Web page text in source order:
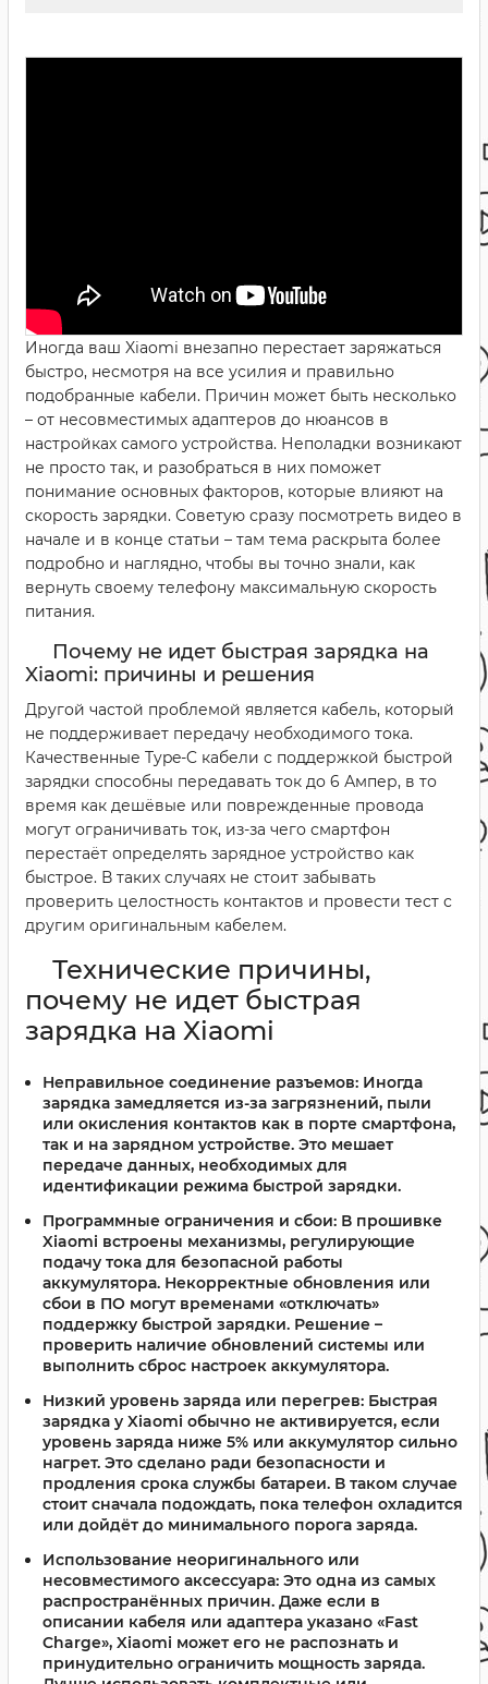
Иногда ваш Xiaomi внезапно перестает заряжаться
быстро, несмотря на все усилия и правильно
подобранные кабели. Причин может быть несколько
– от несовместимых адаптеров до нюансов в
настройках самого устройства. Неполадки возникают
не просто так, и разобраться в них поможет
понимание основных факторов, которые влияют на
скорость зарядки. Советую сразу посмотреть видео в
начале и в конце статьи – там тема раскрыта более
подробно и наглядно, чтобы вы точно знали, как
вернуть своему телефону максимальную скорость
питания.
Почему не идет быстрая зарядка на
Xiaomi: причины и решения
Другой частой проблемой является кабель, который
не поддерживает передачу необходимого тока.
Качественные Type-C кабели с поддержкой быстрой
зарядки способны передавать ток до 6 Ампер, в то
время как дешёвые или поврежденные провода
могут ограничивать ток, из-за чего смартфон
перестаёт определять зарядное устройство как
быстрое. В таких случаях не стоит забывать
проверить целостность контактов и провести тест с
другим оригинальным кабелем.
Технические причины,
почему не идет быстрая
зарядка на Xiaomi
Неправильное соединение разъемов: Иногда
зарядка замедляется из-за загрязнений, пыли
или окисления контактов как в порте смартфона,
так и на зарядном устройстве. Это мешает
передаче данных, необходимых для
идентификации режима быстрой зарядки.
Программные ограничения и сбои: В прошивке
Xiaomi встроены механизмы, регулирующие
подачу тока для безопасной работы
аккумулятора. Некорректные обновления или
сбои в ПО могут временами «отключать»
поддержку быстрой зарядки. Решение –
проверить наличие обновлений системы или
выполнить сброс настроек аккумулятора.
Низкий уровень заряда или перегрев: Быстрая
зарядка у Xiaomi обычно не активируется, если
уровень заряда ниже 5% или аккумулятор сильно
нагрет. Это сделано ради безопасности и
продления срока службы батареи. В таком случае
стоит сначала подождать, пока телефон охладится
или дойдёт до минимального порога заряда.
Использование неоригинального или
несовместимого аксессуара: Это одна из самых
распространённых причин. Даже если в
описании кабеля или адаптера указано «Fast
Charge», Xiaomi может его не распознать и
принудительно ограничить мощность заряда.